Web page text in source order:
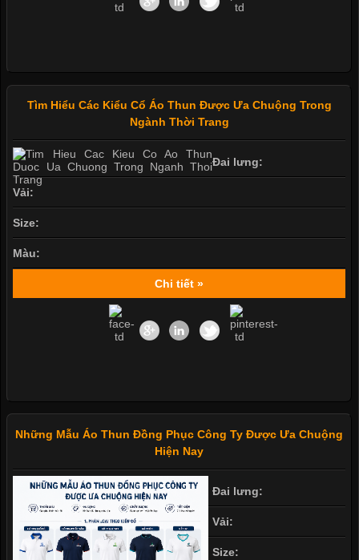
Tìm Hiểu Các Kiểu Cổ Áo Thun Được Ưa Chuộng Trong
Ngành Thời Trang
Đai lưng:
Vải:
Size:
Màu:
Chi tiết »
Những Mẫu Áo Thun Đồng Phục Công Ty Được Ưa Chuộng
Hiện Nay
Đai lưng:
Vải:
Size: